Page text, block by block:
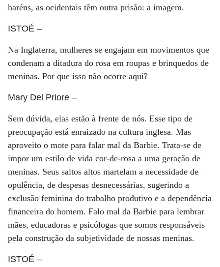
haréns, as ocidentais têm outra prisão: a imagem.
ISTOÉ –
Na Inglaterra, mulheres se engajam em movimentos que
condenam a ditadura do rosa em roupas e brinquedos de
meninas. Por que isso não ocorre aqui?
Mary Del Priore –
Sem dúvida, elas estão à frente de nós. Esse tipo de
preocupação está enraizado na cultura inglesa. Mas
aproveito o mote para falar mal da Barbie. Trata-se de
impor um estilo de vida cor-de-rosa a uma geração de
meninas. Seus saltos altos martelam a necessidade de
opulência, de despesas desnecessárias, sugerindo a
exclusão feminina do trabalho produtivo e a dependência
financeira do homem. Falo mal da Barbie para lembrar
mães, educadoras e psicólogas que somos responsáveis
pela construção da subjetividade de nossas meninas.
ISTOÉ –